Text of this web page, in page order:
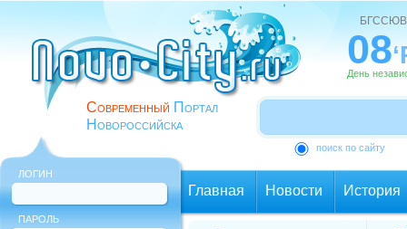
Современный Портал
Новороссийска
08
День
поиск по сайту
ЛОГИН
ПАРОЛЬ
Главная Новости История